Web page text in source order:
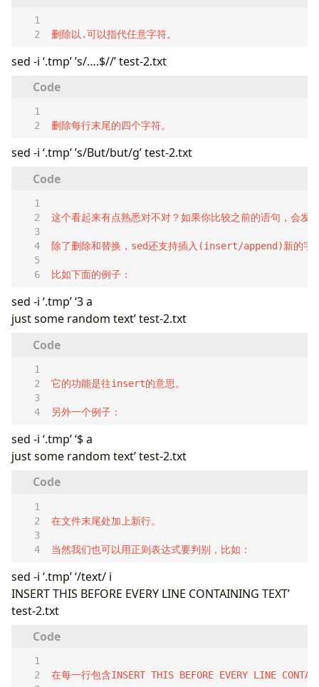
删除以.可以指代任意字符。
sed -i ‘.tmp’ ’s/….$//’ test-2.txt
删除每行末尾的四个字符。
sed -i ‘.tmp’ ’s/But/but/g’ test-2.txt
比如下面的例子：
sed -i ‘.tmp’ ‘3 a
just some random text’ test-2.txt
另外一个例子：
sed -i ‘.tmp’ ‘$ a
just some random text’ test-2.txt
当然我们也可以用正则表达式要判别，比如：
sed -i ‘.tmp’ ‘/text/ i
INSERT THIS BEFORE EVERY LINE CONTAINING TEXT’
test-2.txt